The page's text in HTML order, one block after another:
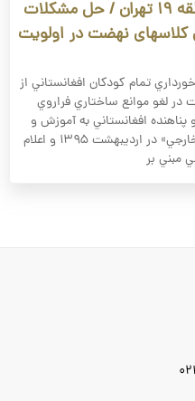
ملاقات مردمی با مهاجران منطقه ۱۹ تهران / حل مشکلات
کلاسهای نهضت در اولویت
تمام كودكان افغانستاني از
لغو موانع ساختاري فراروي
افغانستاني به آموزش و
اصلاح «آئين نامه نحوه آموزش اتباع خارجي» در اردیبهشت ۱۳۹۵ و اعلام
مبني بر